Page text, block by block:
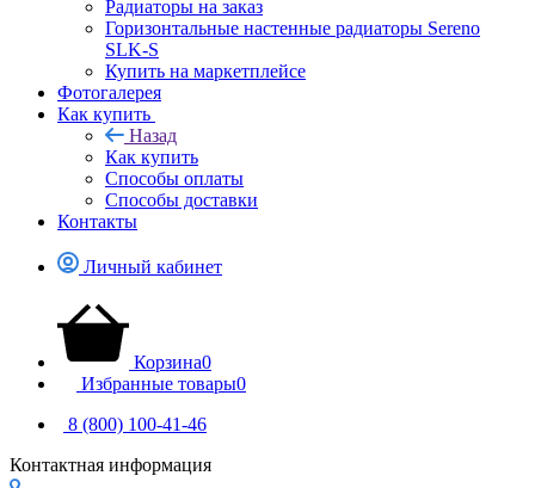
Радиаторы на заказ
Горизонтальные настенные радиаторы Sereno
SLK-S
Купить на маркетплейсе
Фотогалерея
Как купить
Назад
Как купить
Способы оплаты
Способы доставки
Контакты
Личный кабинет
Корзина0
Избранные товары0
8 (800) 100-41-46
Контактная информация